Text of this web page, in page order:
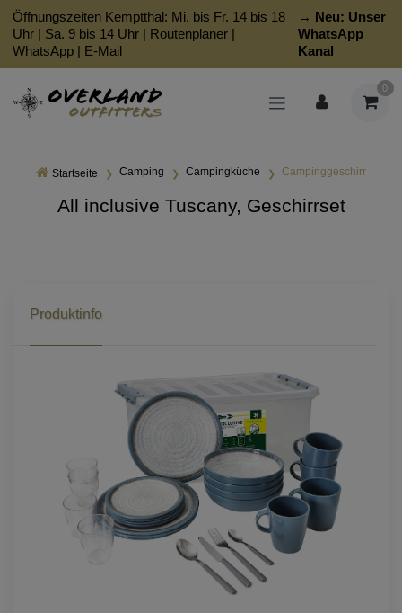
Öffnungszeiten Kemptthal: Mi. bis Fr. 14 bis 18
Uhr | Sa. 9 bis 14 Uhr | Routenplaner |
WhatsApp | E-Mail
→ Neu: Unser
WhatsApp
Kanal
0
Startseite Camping Campingküche Campinggeschirr
All inclusive Tuscany, Geschirrset
Produktinfo